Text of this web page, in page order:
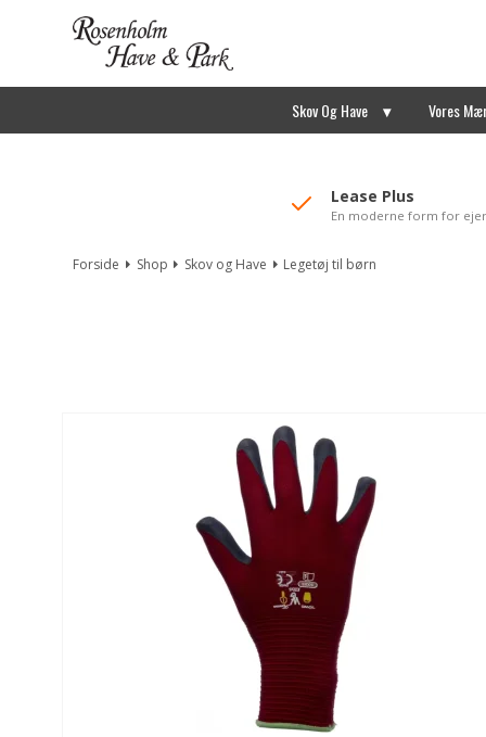
Skov Og Have Vores
Lease Plus
En moderne form for
Forside Shop Skov og Have Legetøj til børn